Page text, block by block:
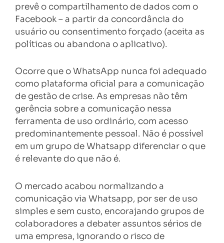
prevê o compartilhamento de dados com o
Facebook – a partir da concordância do
usuário ou consentimento forçado (aceita as
políticas ou abandona o aplicativo).
Ocorre que o WhatsApp nunca foi adequado
como plataforma oficial para a comunicação
de gestão de crise. As empresas não têm
gerência sobre a comunicação nessa
ferramenta de uso ordinário, com acesso
predominantemente pessoal. Não é possível
em um grupo de Whatsapp diferenciar o que
é relevante do que não é.
O mercado acabou normalizando a
comunicação via Whatsapp, por ser de uso
simples e sem custo, encorajando grupos de
colaboradores a debater assuntos sérios de
uma empresa, ignorando o risco de